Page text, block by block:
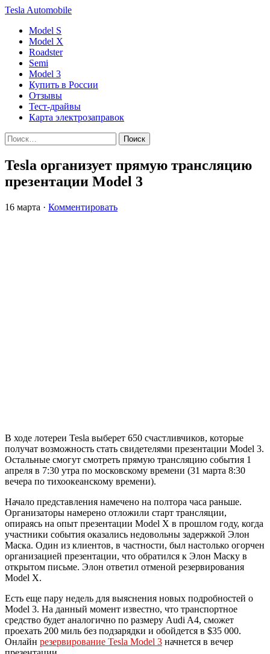
Tesla Automobile
Model S
Model X
Roadster
Semi
Model 3
Купить в России
Отзывы
Тест-драйвы
Карта электрозаправок
Tesla организует прямую трансляцию
презентации Model 3
16 марта · Комментировать
В ходе лотереи Tesla выберет 650 счастливчиков, которые
получат возможность стать свидетелями презентации Model 3.
Остальные смогут смотреть прямую трансляцию события 1
апреля в 7:30 утра по московскому времени (31 марта 8:30
вечера по тихоокеанскому времени).
Начало представления намечено на полтора часа раньше.
Организаторы намерено отложили старт трансляции,
опираясь на опыт презентации Model X в прошлом году, когда
участники события оказались недовольны задержкой Элон
Маска. Один из клиентов, в частности, был настолько огорчен
организацией презентации, что обратился к Элон Маску в
открытом письме. Элон ответил отменой резервирования
Model X.
Есть еще пару недель для выяснения новых подробностей о
Model 3. На данный момент известно, что транспортное
средство будет аналогично по размеру Audi A4, сможет
проехать 200 миль без подзарядки и обойдется в $35 000.
Онлайн резервирование Tesla Model 3 начнется в вечер